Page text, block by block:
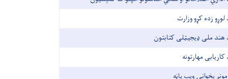
لوړو زده کړو وزارت
هند ملی ډیجیټلی کتابتون
کاریابی مهارتونه
پخوانۍ ویب پاڼه